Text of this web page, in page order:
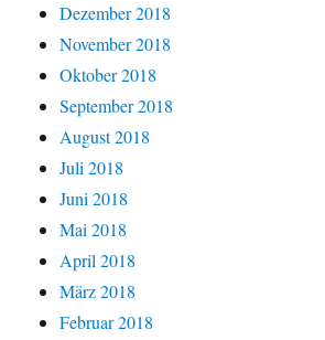
Dezember 2018
November 2018
Oktober 2018
September 2018
August 2018
Juli 2018
Juni 2018
Mai 2018
April 2018
März 2018
Februar 2018